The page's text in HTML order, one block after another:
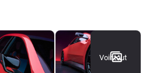
Voir tout